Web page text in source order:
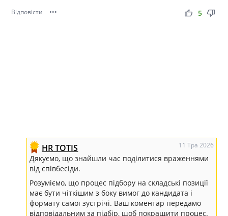
Відповісти ••• thumb_up thumb_down
5
HR TOTIS 11 Тра 2026
Дякуємо, що знайшли час поділитися враженнями
від співбесіди.
Розуміємо, що процес підбору на складські позиції
має бути чіткішим з боку вимог до кандидата і
формату самої зустрічі. Ваш коментар передамо
відповідальним за підбір, щоб покращити процес.